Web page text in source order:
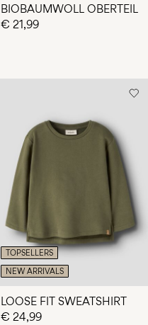
BIOBAUMWOLL OBERTEIL
€ 21,99
TOPSELLERS
NEW ARRIVALS
LOOSE FIT SWEATSHIRT
€ 24,99